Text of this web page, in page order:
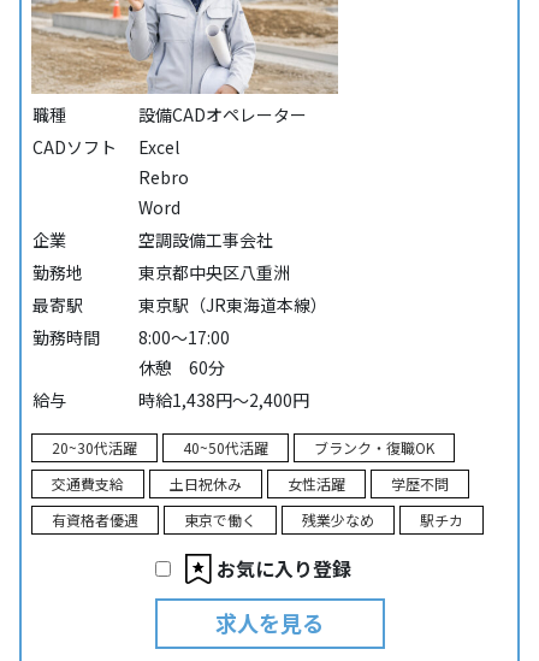
職種
設備CADオペレーター
CADソフト
Excel
Rebro
Word
企業
空調設備工事会社
勤務地
東京都中央区八重洲
最寄駅
東京駅（JR東海道本線）
勤務時間
8:00～17:00
休憩 60分
給与
時給1,438円～2,400円
20~30代活躍 40~50代活躍
ブランク・復職OK
交通費支給
土日祝休み 女性活躍
学歴不問
有資格者優遇
東京で働く 残業少なめ 駅チカ
お気に入り登録
求人を見る